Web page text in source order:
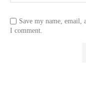
Save my name, email,
I comment.